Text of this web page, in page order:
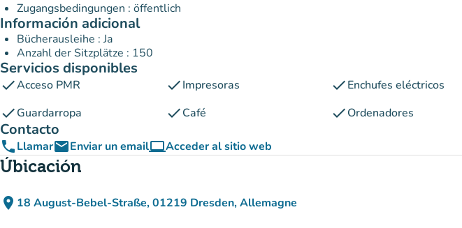
Zugangsbedingungen : öffentlich
Información adicional
Bücherausleihe : Ja
Anzahl der Sitzplätze : 150
Servicios disponibles
checkAcceso PMR checkImpresoras checkEnchufes eléctricos
checkGuardarropa checkCafé checkOrdenadores
Contacto
phoneLlamaremailEnviar un emailcomputerAcceder al sitio web
(nueva pestaña)
Úbicación
place 18 August-Bebel-Straße, 01219 Dresden, Allemagne
(abrir en Google Maps)
(nueva pestaña)